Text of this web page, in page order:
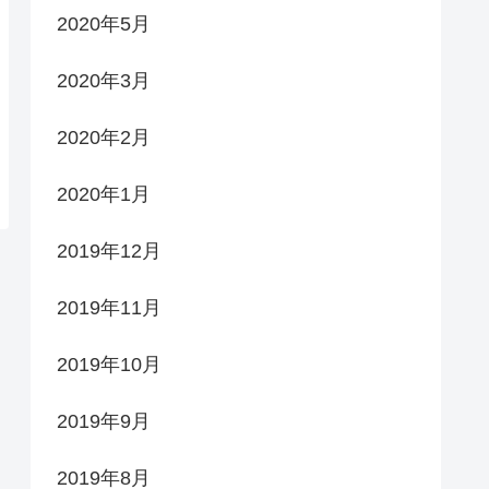
2020年5月
2020年3月
2020年2月
2020年1月
2019年12月
2019年11月
2019年10月
2019年9月
2019年8月